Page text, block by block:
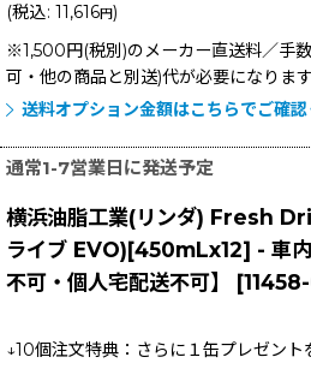
(税込: 11,616円)
※1,500円(税別)のメーカー直送料／手
可・他の商品と別送)代が必要になります
送料オプション金額はこちらでご確認
通常1-7営業日に発送予定
横浜油脂工業(リンダ) Fresh
ライブ EVO)[450mLx12] - 車内
不可・個人宅配送不可】
[
↓10個注文特典：さらに１缶プレゼント